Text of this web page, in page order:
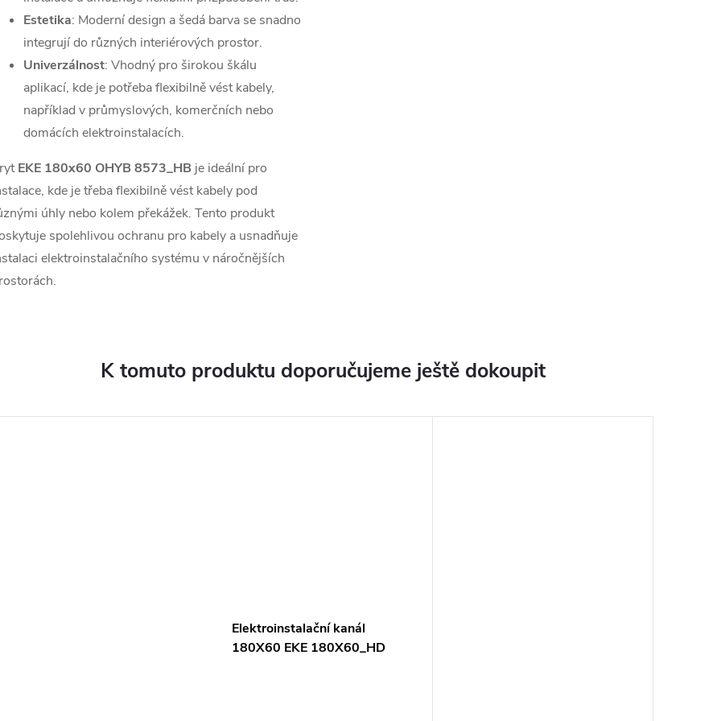
Estetika: Moderní design a šedá barva se snadno
integrují do různých interiérových prostor.
Univerzálnost: Vhodný pro širokou škálu
aplikací, kde je potřeba flexibilně vést kabely,
například v průmyslových, komerčních nebo
domácích elektroinstalacích.
EKE 180x60 OHYB 8573_HB je ideální pro
kde je třeba flexibilně vést kabely pod
úhly nebo kolem překážek. Tento produkt
spolehlivou ochranu pro kabely a usnadňuje
elektroinstalačního systému v náročnějších
K tomuto produktu doporučujeme ještě dokoupit
Elektroinstalační kanál
180X60 EKE 180X60_HD